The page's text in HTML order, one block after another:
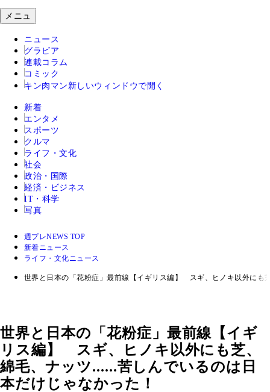
メニュ
ニュース
グラビア
連載コラム
コミック
キン肉マン 新しいウィンドウで開く
新着
エンタメ
スポーツ
クルマ
ライフ・文化
社会
政治・国際
経済・ビジネス
IT・科学
写真
週プレNEWS TOP
新着ニュース
ライフ・文化ニュース
世界と日本の「花粉症」最前線【イギリス編】 スギ、ヒノキ以外にも
世界と日本の「花粉症」最前線【イギ
リス編】 スギ、ヒノキ以外にも芝、
綿毛、ナッツ......苦しんでいるのは日
本だけじゃなかった！